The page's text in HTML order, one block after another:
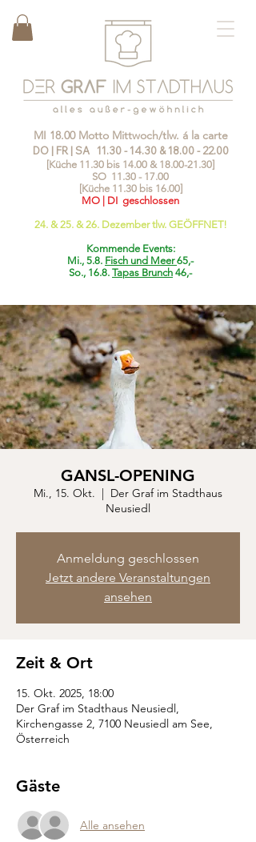
MI 18.00 Motto Mittwoch/tlw. á la carte
DO | FR | SA 11.30 - 14.30&18.00 - 22.00
[Küche 11.30 bis 14.00 & 18.00-21.30]
SO 11.30 - 17.00
[Küche 11.30 bis 16.00]
MO | DI geschlossen
24. & 25. & 26. Dezember tlw. GEÖFFNET!
Kommende Events:
Mi., 5.8. Fisch und Meer65,-
So., 16.8. Tapas Brunch 46,-
GANSL-OPENING
Mi., 15. Okt.
  |
Der Graf im Stadthaus
Neusiedl
Anmeldung geschlossen
Jetzt andere Veranstaltungen
ansehen
Zeit & Ort
15. Okt. 2025, 18:00
Der Graf im Stadthaus Neusiedl,
Kirchengasse 2, 7100 Neusiedl am See,
Österreich
Gäste
Alle ansehen